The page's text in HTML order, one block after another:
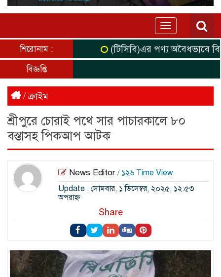
Toggle
navigation
শিরোনাম :
(টিসিবি)এর পণ্য অবৈধভাবে
বিজ্ঞপ্তি
/ক্রাইম
শ্রীপুরে চোরাই পথে সার পাচারকালে ৮০
বস্তাসহ পিকআপ আটক
News Editor / ১২৬ Time View
Update : সোমবার, ১ ডিসেম্বর, ২০২৫, ১২:৫৩
অপরাহ্ন
Share